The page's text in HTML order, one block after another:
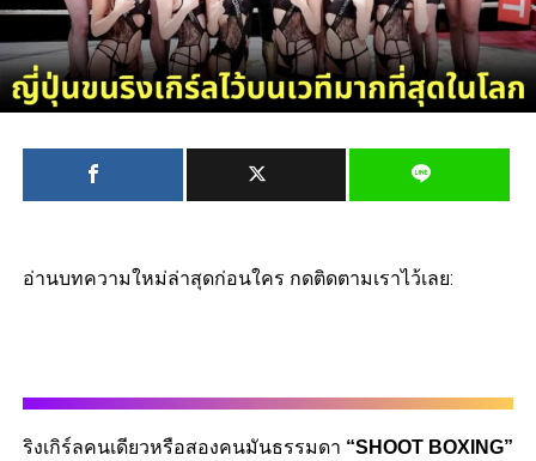
อ่านบทความใหม่ล่าสุดก่อนใคร กดติดตามเราไว้เลย:
ริงเกิร์ลคนเดียวหรือสองคนมันธรรมดา “SHOOT BOXING”